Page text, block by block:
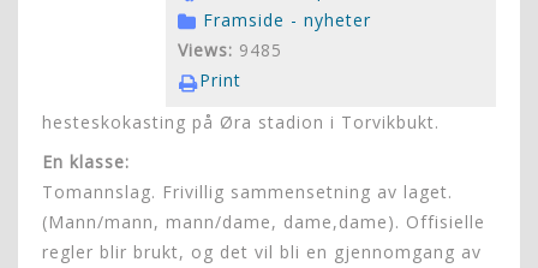
Framside - nyheter
Views: 9485
Print
hesteskokasting på Øra stadion i Torvikbukt.
En klasse:
Tomannslag. Frivillig sammensetning av laget.
(Mann/mann, mann/dame, dame,dame). Offisielle
regler blir brukt, og det vil bli en gjennomgang av